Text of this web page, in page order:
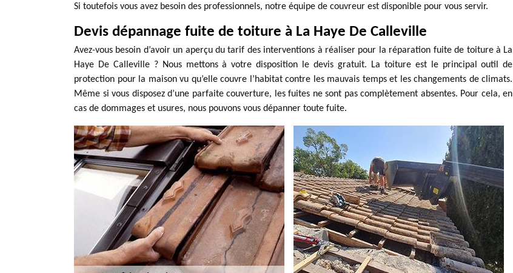
Si toutefois vous avez besoin des professionnels, notre équipe de couvreur est disponible pour vous servir.
Devis dépannage fuite de toiture à La Haye De Calleville
Avez-vous besoin d’avoir un aperçu du tarif des interventions à réaliser pour la réparation fuite de toiture à La
Haye De Calleville ? Nous mettons à votre disposition le devis gratuit. La toiture est le principal outil de
protection pour la maison vu qu’elle couvre l’habitat contre les mauvais temps et les changements de climats.
Même si vous disposez d’une parfaite couverture, les fuites ne sont pas complètement absentes. Pour cela, en
cas de dommages et usures, nous pouvons vous dépanner toute fuite.